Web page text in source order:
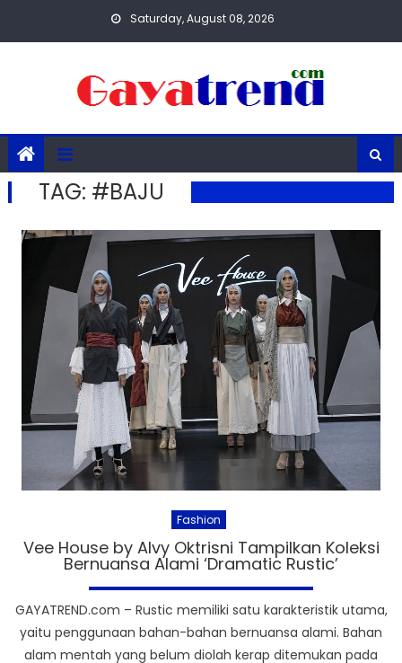
Saturday, August 08, 2026
TAG: #BAJU
Fashion
Vee House by Alvy Oktrisni Tampilkan Koleksi
Bernuansa Alami ‘Dramatic Rustic’
GAYATREND.com – Rustic memiliki satu karakteristik utama,
yaitu penggunaan bahan-bahan bernuansa alami. Bahan
alam mentah yang belum diolah kerap ditemukan pada